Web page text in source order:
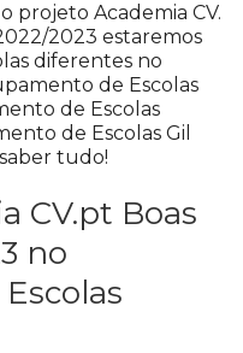
projeto Academia CV.
2023 estaremos
diferentes no
de Escolas
de Escolas
de Escolas Gil
tudo!
CV.pt Boas
no